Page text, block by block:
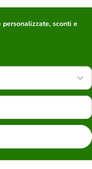
sconti e